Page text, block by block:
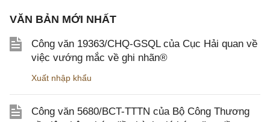
VĂN BẢN MỚI NHẤT
Công văn 19363/CHQ-GSQL của Cục Hải quan về
việc vướng mắc về ghi nhãn®
Xuất nhập khẩu
Công văn 5680/BCT-TTTN của Bộ Công Thương